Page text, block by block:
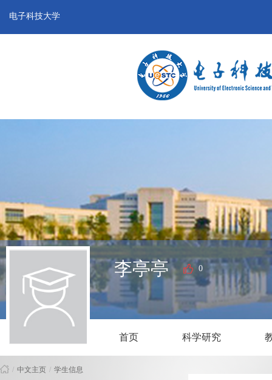
电子科技大学
李亭亭 0
首页 科学研究
/ 中文主页 / 学生信息